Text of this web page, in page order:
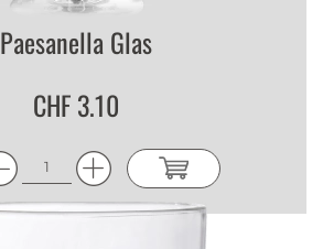
Paesanella Glas
CHF 3.10